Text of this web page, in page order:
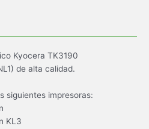
Kyocera TK3190
de alta calidad.
siguientes impresoras:
KL3